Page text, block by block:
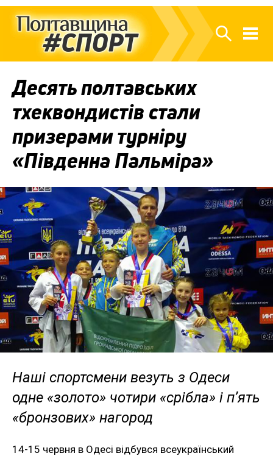
Десять полтавських
тхеквондистів стали
призерами турніру
«Південна Пальміра»
Наші спортсмени везуть з Одеси
одне «золото» чотири «срібла» і п’ять
«бронзових» нагород
14-15 червня в Одесі відбувся всеукраїнський